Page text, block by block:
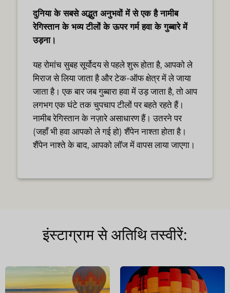
दुनिया के सबसे अद्भुत अनुभवों में से एक है नामीब
रेगिस्तान के भव्य टीलों के ऊपर गर्म हवा के गुब्बारे में
उड़ना।
यह रोमांच सुबह सूर्योदय से पहले शुरू होता है, आपको ले
मिराज से लिया जाता है और टेक-ऑफ क्षेत्र में ले जाया
जाता है। एक बार जब गुब्बारा हवा में उड़ जाता है, तो आप
लगभग एक घंटे तक चुपचाप टीलों पर बहते रहते हैं।
नामीब रेगिस्तान के नज़ारे असाधारण हैं। उतरने पर
(जहाँ भी हवा आपको ले गई हो) शैंपेन नाश्ता होता है।
शैंपेन नाश्ते के बाद, आपको लॉज में वापस लाया जाएगा।
इंस्टाग्राम से अतिथि तस्वीरें: